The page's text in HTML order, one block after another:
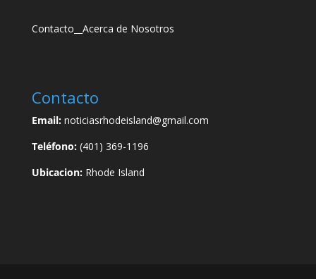
Contacto Acerca de Nosotros
Contacto
Email:noticiasrhodeisland@gmail.com
Teléfono:(401) 369-1196
Ubicacion:Rhode Island